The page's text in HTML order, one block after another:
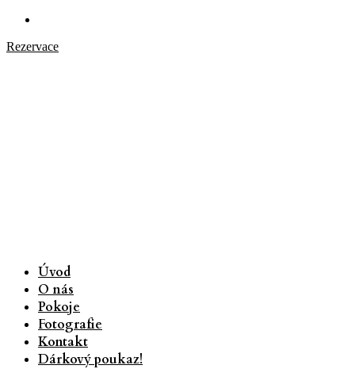
Rezervace
Úvod
O nás
Pokoje
Fotografie
Kontakt
Dárkový poukaz!